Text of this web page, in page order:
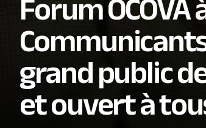
grand public
et ouvert à